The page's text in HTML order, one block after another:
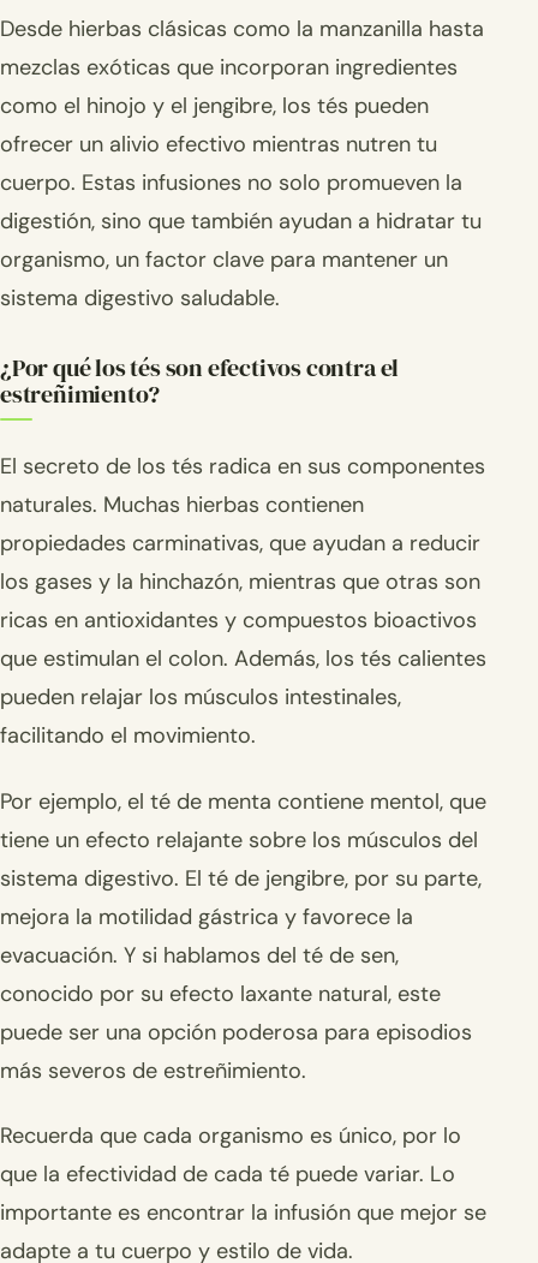
Desde hierbas clásicas como la manzanilla hasta
mezclas exóticas que incorporan ingredientes
como el hinojo y el jengibre, los tés pueden
ofrecer un alivio efectivo mientras nutren tu
cuerpo. Estas infusiones no solo promueven la
digestión, sino que también ayudan a hidratar tu
organismo, un factor clave para mantener un
sistema digestivo saludable.
¿Por qué los tés son efectivos contra el
estreñimiento?
El secreto de los tés radica en sus componentes
naturales. Muchas hierbas contienen
propiedades carminativas, que ayudan a reducir
los gases y la hinchazón, mientras que otras son
ricas en antioxidantes y compuestos bioactivos
que estimulan el colon. Además, los tés calientes
pueden relajar los músculos intestinales,
facilitando el movimiento.
Por ejemplo, el té de menta contiene mentol, que
tiene un efecto relajante sobre los músculos del
sistema digestivo. El té de jengibre, por su parte,
mejora la motilidad gástrica y favorece la
evacuación. Y si hablamos del té de sen,
conocido por su efecto laxante natural, este
puede ser una opción poderosa para episodios
más severos de estreñimiento.
Recuerda que cada organismo es único, por lo
que la efectividad de cada té puede variar. Lo
importante es encontrar la infusión que mejor se
adapte a tu cuerpo y estilo de vida.